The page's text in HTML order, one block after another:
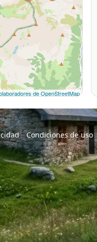
de OpenStreetMap
Condiciones de uso